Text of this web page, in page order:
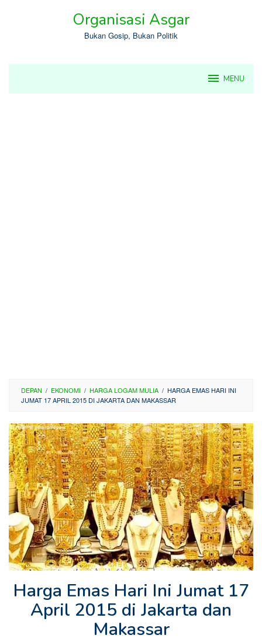
Organisasi Asgar
Bukan Gosip, Bukan Politik
MENU
DEPAN / EKONOMI / HARGA LOGAM MULIA / HARGA EMAS HARI INI
JUMAT 17 APRIL 2015 DI JAKARTA DAN MAKASSAR
Harga Emas Hari Ini Jumat 17
April 2015 di Jakarta dan
Makassar